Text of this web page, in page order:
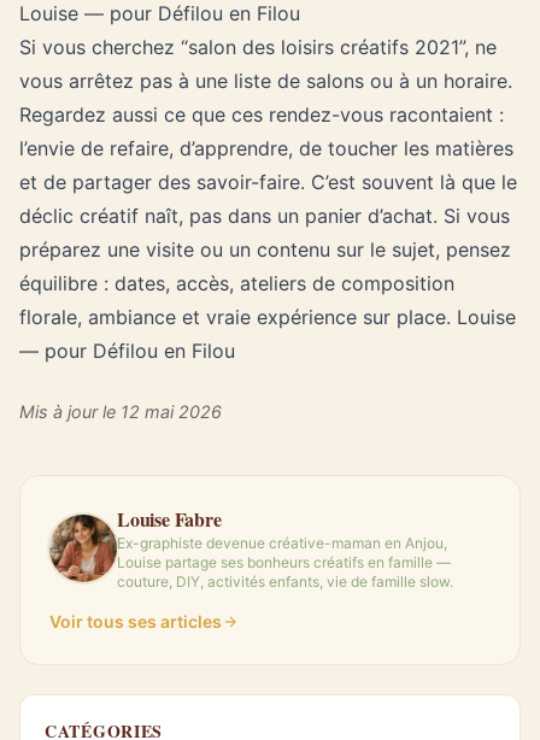
Louise — pour Défilou en Filou
Si vous cherchez “salon des loisirs créatifs 2021”, ne
vous arrêtez pas à une liste de salons ou à un horaire.
Regardez aussi ce que ces rendez-vous racontaient :
l’envie de refaire, d’apprendre, de toucher les matières
et de partager des savoir-faire. C’est souvent là que le
déclic créatif naît, pas dans un panier d’achat. Si vous
préparez une visite ou un contenu sur le sujet, pensez
équilibre : dates, accès, ateliers de composition
florale, ambiance et vraie expérience sur place. Louise
— pour Défilou en Filou
Mis à jour le 12 mai 2026
Louise Fabre
Ex-graphiste devenue créative-maman en Anjou,
Louise partage ses bonheurs créatifs en famille —
couture, DIY, activités enfants, vie de famille slow.
Voir tous ses articles
CATÉGORIES